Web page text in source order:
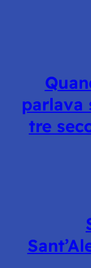
parlava
tre